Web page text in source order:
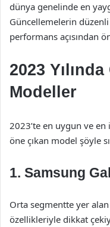
dünya genelinde en
Güncellemelerin
performans açısından
2023
Modeller
2023’te en uygun ve en
öne çıkan model şöyle
1. Samsung
Orta segmentte yer
özellikleriyle dikkat